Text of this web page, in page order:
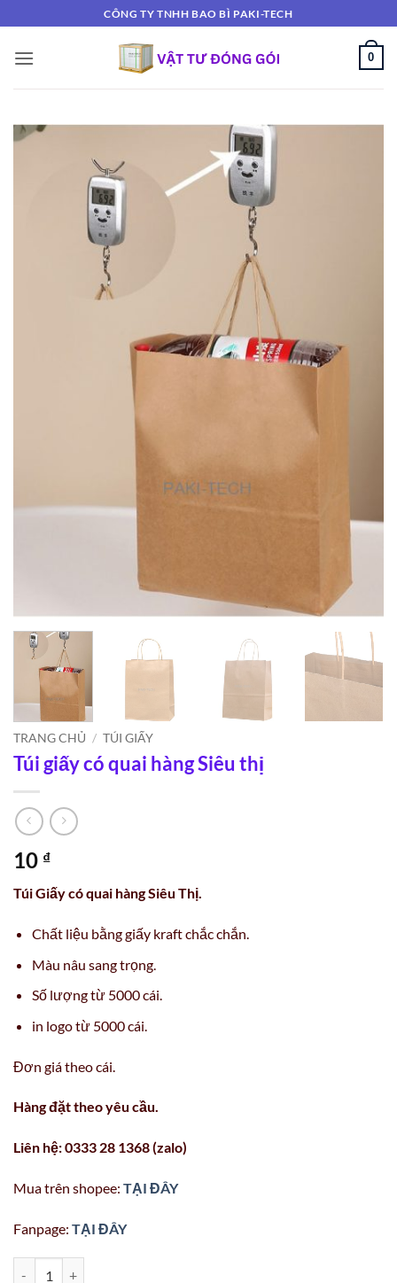
qua
nội
CÔNG TY TNHH BAO BÌ PAKI-TECH
0
TRANG CHỦ / TÚI GIẤY
Túi giấy có quai hàng Siêu thị
10 ₫
Túi Giấy có quai hàng Siêu Thị.
Chất liệu bằng giấy kraft chắc chắn.
Màu nâu sang trọng.
Số lượng từ 5000 cái.
in logo từ 5000 cái.
Đơn giá theo cái.
Hàng đặt theo yêu cầu.
Liên hệ: 0333 28 1368 (zalo)
Mua trên shopee: TẠI ĐÂY
Fanpage: TẠI ĐÂY